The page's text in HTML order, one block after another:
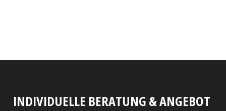
INDIVIDUELLE BERATUNG & ANGEBOT